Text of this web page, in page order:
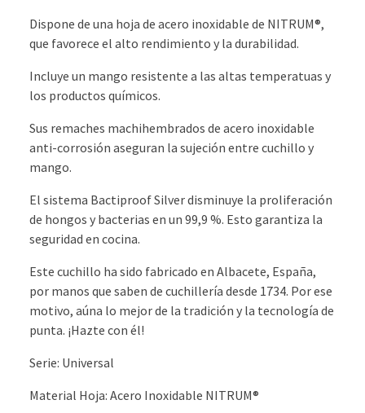
Dispone de una hoja de acero inoxidable de NITRUM®,
que favorece el alto rendimiento y la durabilidad.
Incluye un mango resistente a las altas temperatuas y
los productos químicos.
Sus remaches machihembrados de acero inoxidable
anti-corrosión aseguran la sujeción entre cuchillo y
mango.
El sistema Bactiproof Silver disminuye la proliferación
de hongos y bacterias en un 99,9 %. Esto garantiza la
seguridad en cocina.
Este cuchillo ha sido fabricado en Albacete, España,
por manos que saben de cuchillería desde 1734. Por ese
motivo, aúna lo mejor de la tradición y la tecnología de
punta. ¡Hazte con él!
Serie: Universal
Material Hoja: Acero Inoxidable NITRUM®